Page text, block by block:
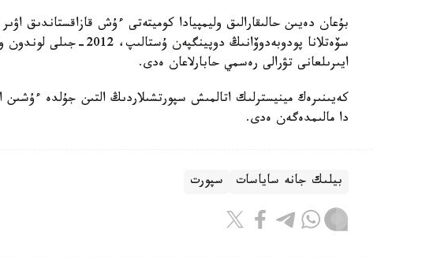
بۇعان دەيىن حالىقارالىق وليمپيادا كوميتەتى ءۇش قازاقستاندىق
سۆەتلانا پودوبەدوۆانىڭ
ايىرىلعانى تۋرالى رەسمي حابارلاعان ەدى.
كەيىنىرەك مينيسترلىك اتالمىش سپورتشىلاردىڭ التىن جۇلدە ءۇشىن
دا مالىمدەگەن ەدى.
بيلىك جانە ساياسات سپورت